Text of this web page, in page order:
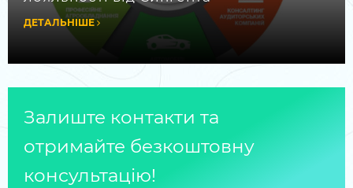
ДЕТАЛЬНІШЕ
Залиште контакти та
отримайте безкоштовну
консультацію!